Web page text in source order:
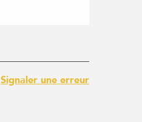
Signaler une erreur